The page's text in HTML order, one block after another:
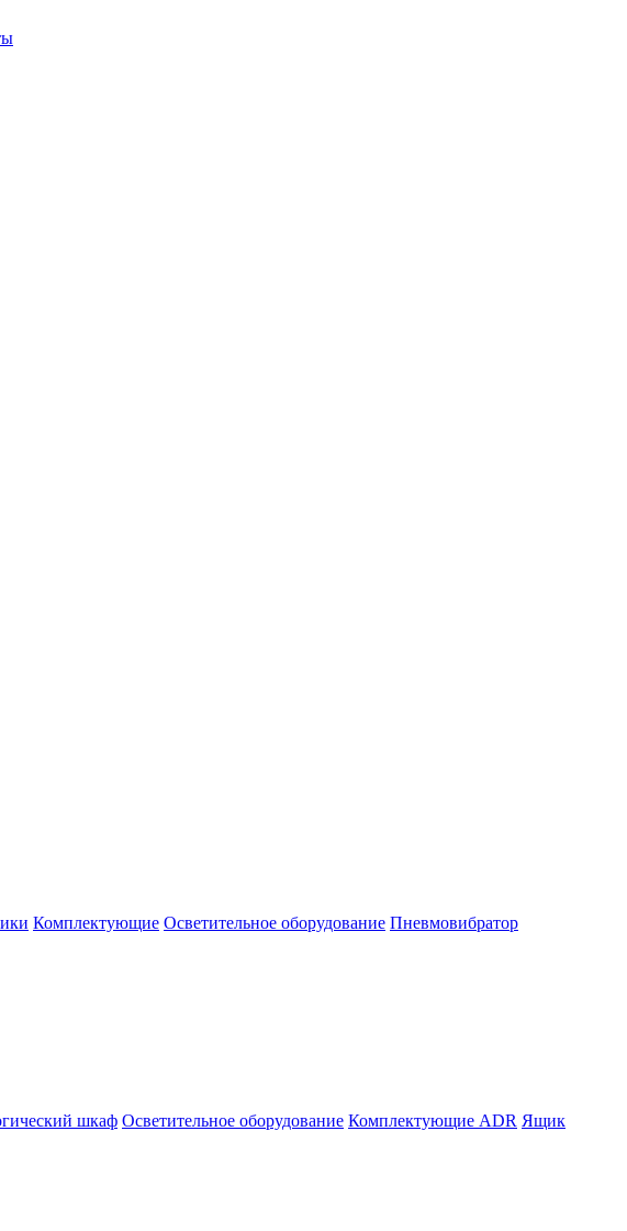
Комплектующие Осветительное оборудование Пневмовибратор
шкаф Осветительное оборудование Комплектующие ADR Ящик